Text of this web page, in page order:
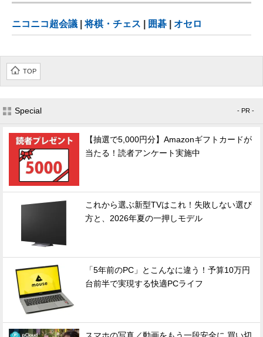
ニコニコ超会議 |将棋・チェス 囲碁 オセロ
TOP
Special - PR -
【抽選で5,000円分】Amazonギフトカードが
当たる！読者アンケート実施中
これから選ぶ新型TVはこれ！失敗しない選び
方と、2026年夏の一押しモデル
「5年前のPC」とこんなに違う！予算10万円
台前半で実現する快適PCライフ